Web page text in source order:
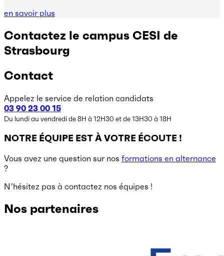
en savoir plus
Contactez le campus CESI de
Strasbourg
Contact
Appelez le service de relation candidats
03 90 23 00 15
Du lundi au vendredi de 8H à 12H30 et de 13H30 à 18H
NOTRE ÉQUIPE EST À VOTRE ÉCOUTE !
Vous avez une question sur nos formations en alternance
?
N’hésitez pas à contactez nos équipes !
Nos partenaires